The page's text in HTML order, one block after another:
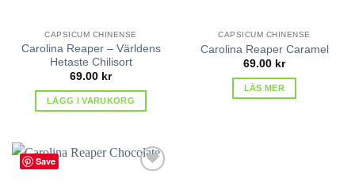
CAPSICUM CHINENSE
Carolina Reaper – Världens
Hetaste Chilisort
69.00 kr
LÄGG I VARUKORG
CAPSICUM CHINENSE
Carolina Reaper Caramel
69.00 kr
LÄS MER
Save